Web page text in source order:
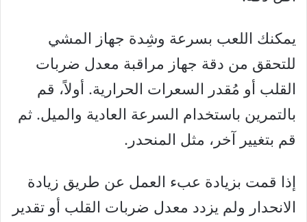
يمكنك اللعب بسرعة وشِدة جهاز المشي
للتحقق من دقة جهاز مراقبة معدل ضربات
القلب أو مُقدر السعرات الحرارية. أولاً، قم
بالتمرين باستخدام السرعة العادية والميل. ثم
قم بتغيير آخر، مثل المنحدر.
إذا قمت بزيادة عبء العمل عن طريق زيادة
الانحدار ولم يزدد معدل ضربات القلب أو تقدير